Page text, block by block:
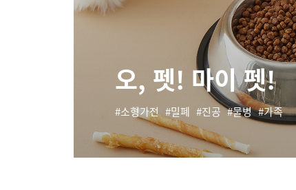
오, 펫! 마이 펫!
소형가전 밀폐 진공 물병 가족